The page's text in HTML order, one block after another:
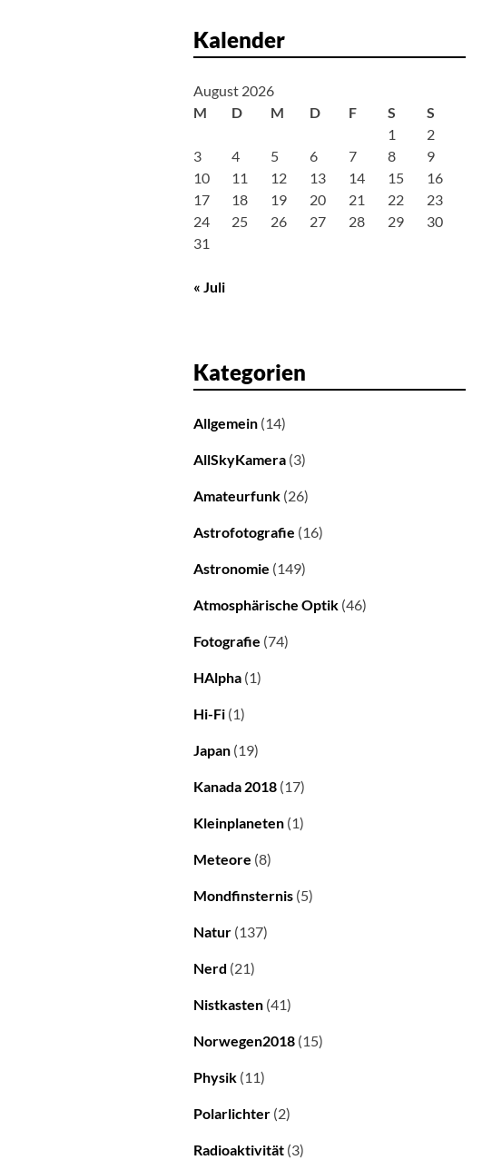
Kalender
August 2026
M
D M D F S
S
1
2
3
4 5 6 7 8
9
10
11 12 13 14 15
16
17
18 19 20 21 22
23
24
25 26 27 28 29
30
31
« Juli
Kategorien
Allgemein (14)
AllSkyKamera (3)
Amateurfunk (26)
Astrofotografie (16)
Astronomie (149)
Atmosphärische Optik (46)
Fotografie (74)
HAlpha (1)
Hi-Fi (1)
Japan (19)
Kanada 2018 (17)
Kleinplaneten (1)
Meteore (8)
Mondfinsternis (5)
Natur (137)
Nerd (21)
Nistkasten (41)
Norwegen2018 (15)
Physik (11)
Polarlichter (2)
Radioaktivität (3)